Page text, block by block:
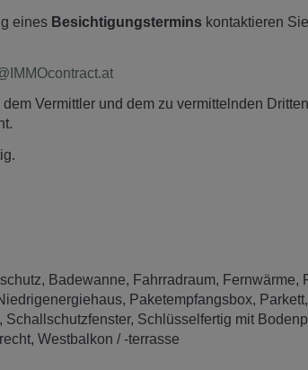
eines Besichtigungstermins kontaktieren
Vermittler und dem zu vermittelnden
Badewanne Fahrradraum Fernwärme
Paketempfangsbox Parkett
Schallschutzfenster Schlüsselfertig mit
Westbalkon / -terrasse